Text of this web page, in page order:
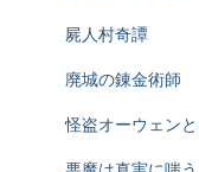
屍人村奇譚
廃城の錬金術師
怪盗オーウェン